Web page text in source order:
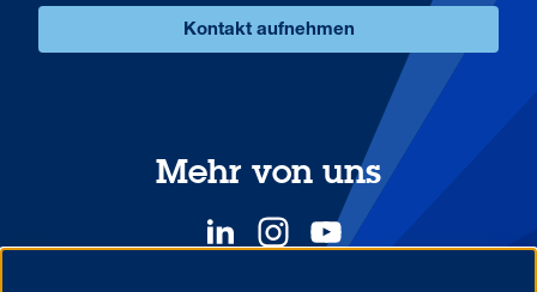
Kontakt aufnehmen
Mehr von uns